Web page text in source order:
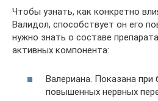
Чтобы узнать, как конкретно
Валидол, способствует он его
нужно знать о составе
активных компонента:
Валериана. Показана при
повышенных нервных